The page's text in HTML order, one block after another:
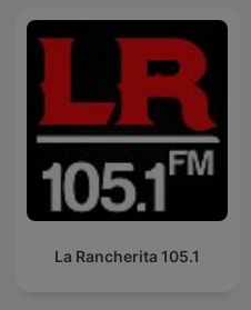
La Rancherita 105.1